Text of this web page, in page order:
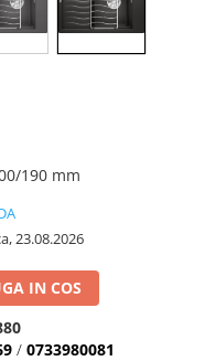
190 mm
23.08.2026
IN COS
/ 0733980081